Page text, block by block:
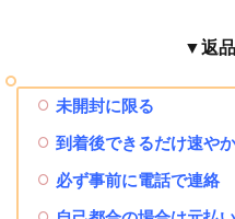
▼返
未開封に限る
到着後できるだけ速や
必ず事前に電話で連絡